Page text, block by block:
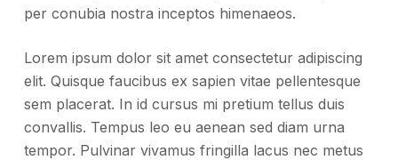
per conubia nostra inceptos himenaeos.
Lorem ipsum dolor sit amet consectetur adipiscing
elit. Quisque faucibus ex sapien vitae pellentesque
sem placerat. In id cursus mi pretium tellus duis
convallis. Tempus leo eu aenean sed diam urna
tempor. Pulvinar vivamus fringilla lacus nec metus